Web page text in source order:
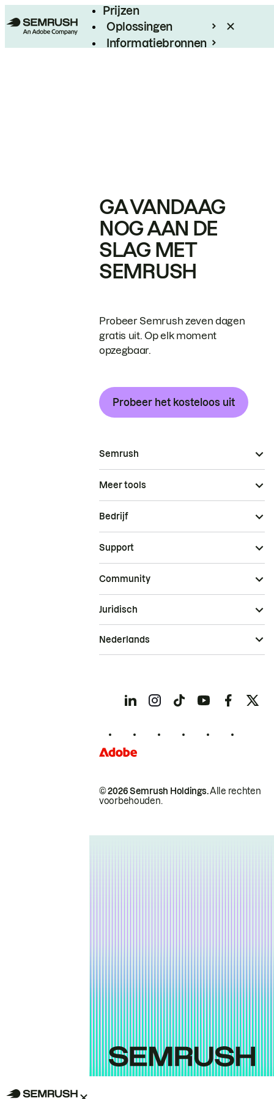
Prijzen
Oplossingen
Informatiebronnen
GA VANDAAG
NOG AAN DE
SLAG MET
SEMRUSH
Probeer Semrush zeven dagen
gratis uit. Op elk moment
opzegbaar.
Probeer het kosteloos uit
Semrush
Meer tools
Bedrijf
Support
Community
© 2026 Semrush Holdings.Alle rechten
voorbehouden.
Juridisch
Nederlands